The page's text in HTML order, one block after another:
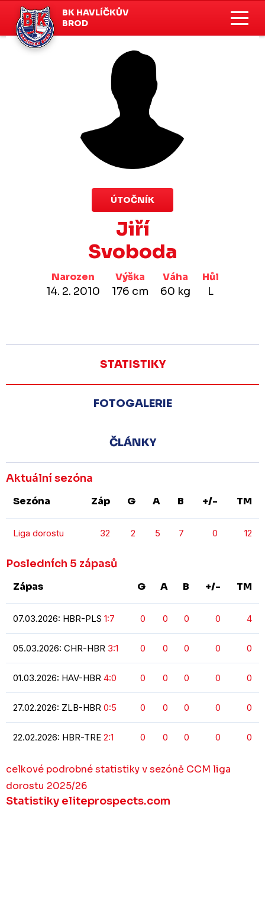
BK HAVLÍČKŮV
BROD
ÚTOČNÍK
Jiří
Svoboda
Narozen
14. 2. 2010
Výška
176 cm
Váha
60 kg
Hůl
L
STATISTIKY
FOTOGALERIE
ČLÁNKY
Aktuální sezóna
Sezóna Záp G A B +/- TM
Liga dorostu 32 2 5 7 0 12
Posledních 5 zápasů
Zápas G A B +/- TM
07.03.2026: HBR-PLS 1:7 0 0 0 0 4
05.03.2026: CHR-HBR 3:1 0 0 0 0 0
01.03.2026: HAV-HBR 4:0 0 0 0 0 0
27.02.2026: ZLB-HBR 0:5 0 0 0 0 0
22.02.2026: HBR-TRE 2:1 0 0 0 0 0
celkové podrobné statistiky v sezóně CCM liga
dorostu 2025/26
Statistiky eliteprospects.com